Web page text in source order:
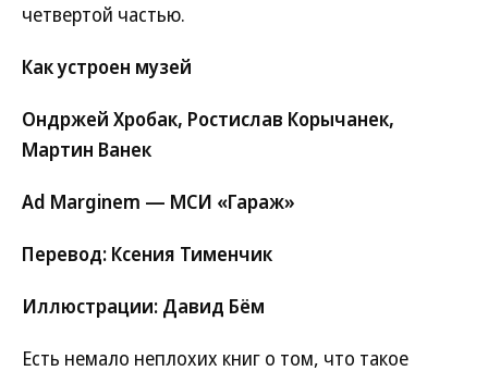
четвертой частью.
Как устроен музей
Ондржей Хробак, Ростислав Корычанек,
Мартин Ванек
Ad Marginem — МСИ «Гараж»
Перевод: Ксения Тименчик
Иллюстрации: Давид Бём
Есть немало неплохих книг о том, что такое